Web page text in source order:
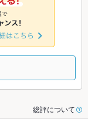
9/11
総評について